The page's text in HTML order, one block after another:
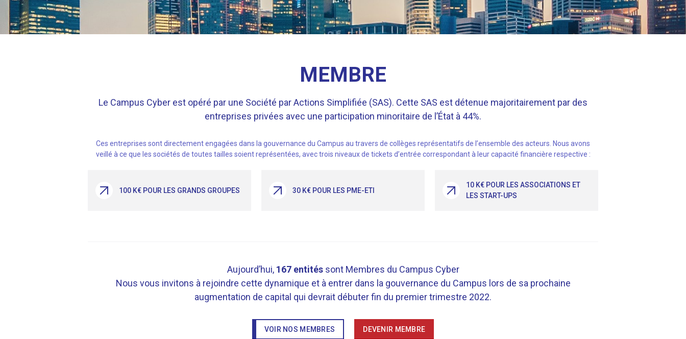
MEMBRE
Le Campus Cyber est opéré par une Société par Actions Simplifiée (SAS). Cette SAS est détenue majoritairement par des
entreprises privées avec une participation minoritaire de l’État à 44%.
Ces entreprises sont directement engagées dans la gouvernance du Campus au travers de collèges représentatifs de l’ensemble des acteurs. Nous avons
veillé à ce que les sociétés de toutes tailles soient représentées, avec trois niveaux de tickets d’entrée correspondant à leur capacité financière respective :
100 K€ POUR LES GRANDS GROUPES 30 K€ POUR LES PME-ETI
10 K€ POUR LES ASSOCIATIONS ET
LES START-UPS
Aujourd’hui, 167 entitéssont Membres du Campus Cyber
Nous vous invitons à rejoindre cette dynamique et à entrer dans la gouvernance du Campus lors de sa prochaine
augmentation de capital qui devrait débuter fin du premier trimestre 2022.
VOIR NOS MEMBRES DEVENIR MEMBRE